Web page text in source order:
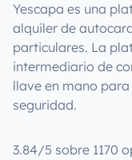
Yescapa es una
alquiler de
particulares. La
intermediario de
llave en mano
seguridad.
3.84/5 sobre 1170